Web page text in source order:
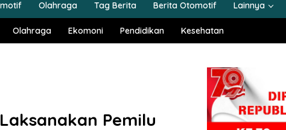
Olahraga Tag Berita Berita Otomotif Lainnya
Olahraga Ekomoni Pendidikan Kesehatan
Pemilu